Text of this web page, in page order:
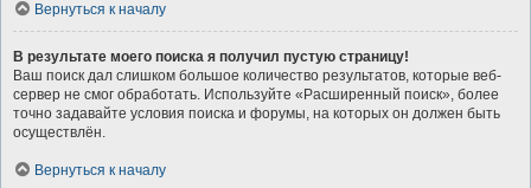
Вернуться к началу
В результате моего поиска я получил пустую страницу!
Ваш поиск дал слишком большое количество результатов, которые веб-
сервер не смог обработать. Используйте «Расширенный поиск», более
точно задавайте условия поиска и форумы, на которых он должен быть
осуществлён.
Вернуться к началу